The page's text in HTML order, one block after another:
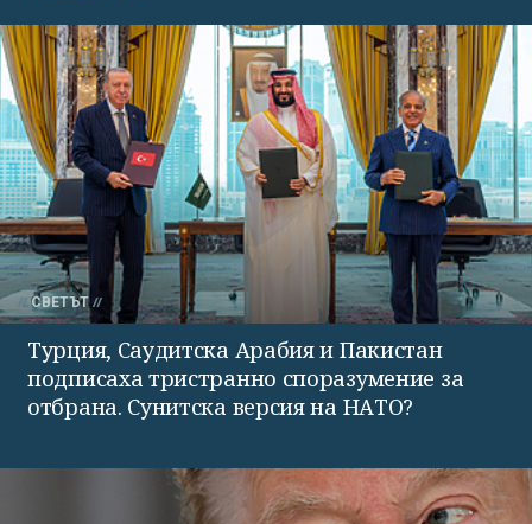
СВЕТЪТ
Турция, Саудитска Арабия и Пакистан
подписаха тристранно споразумение за
отбрана. Сунитска версия на НАТО?